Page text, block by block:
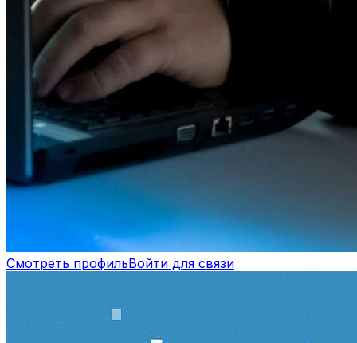
Смотреть профильВойти для связи